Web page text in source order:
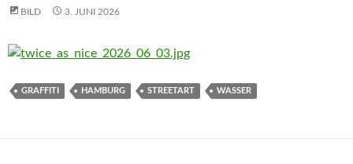
BILD 3. JUNI 2026
GRAFFITI HAMBURG STREETART WASSER